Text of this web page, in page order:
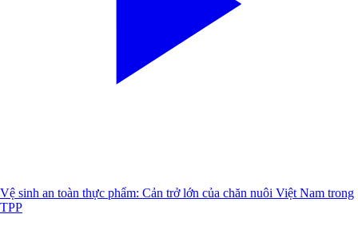
Vệ sinh an toàn thực phẩm: Cản trở lớn của chăn nuôi Việt Nam trong
TPP